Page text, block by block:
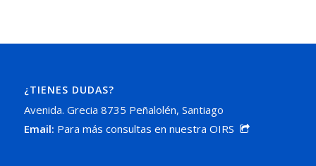
¿TIENES DUDAS?
Avenida. Grecia 8735 Peñalolén, Santiago
Email: Para más consultas en nuestra OIRS